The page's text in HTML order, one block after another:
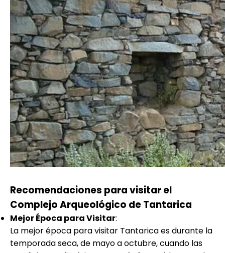
Recomendaciones para visitar el
Complejo Arqueológico de Tantarica
Mejor Época para Visitar:
La mejor época para visitar Tantarica es durante la
temporada seca, de mayo a octubre, cuando las